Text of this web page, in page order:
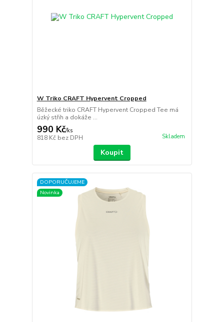
W Triko CRAFT Hypervent Cropped
Běžecké triko CRAFT Hypervent Cropped Tee má
úzký střih a dokáže ...
990 Kč/ks
818 Kč bez DPH Skladem
Koupit
DOPORUČUJEME
Novinka